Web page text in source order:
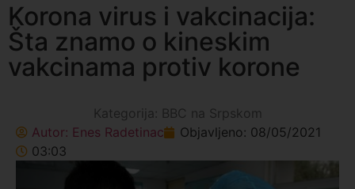
Korona virus i vakcinacija:
Šta znamo o kineskim
vakcinama protiv korone
Kategorija: BBC na Srpskom
Autor: Enes Radetinac Objavljeno: 08/05/2021
03:03